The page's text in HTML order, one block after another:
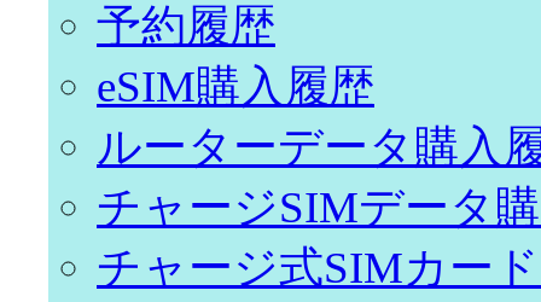
予約履歴
eSIM購入履歴
ルーターデータ購入
チャージSIMデータ
チャージ式SIMカー